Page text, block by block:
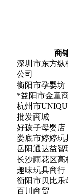
商
深圳市东方纵
公司
衡阳市孕婴坊
*益阳市金童
杭州市
批发商城
好孩子母婴店
娄底市婷婷玩
岳阳通达益智
长沙雨花区高
趣味玩具商行
衡阳市贝比乐
百川商贸